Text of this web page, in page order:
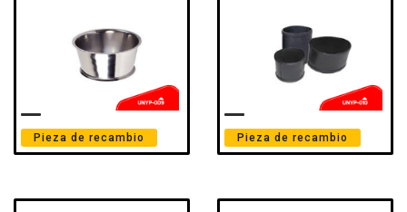
Pieza de recambio Pieza de recambio